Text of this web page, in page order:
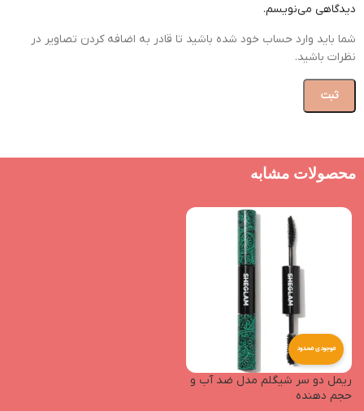
دیدگاهی می‌نویسم.
شما باید وارد حساب خود شده باشید تا قادر به اضافه کردن تصاویر در
نظرات باشید.
محصولات مشابه
موجودی محدود
ریمل دو سر شیگلم مدل ضد آب و
حجم دهنده